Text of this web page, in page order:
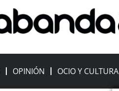
OPINIÓN OCIO Y CULTURA